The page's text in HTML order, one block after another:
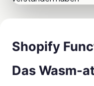
Shopify
Das Wasm-